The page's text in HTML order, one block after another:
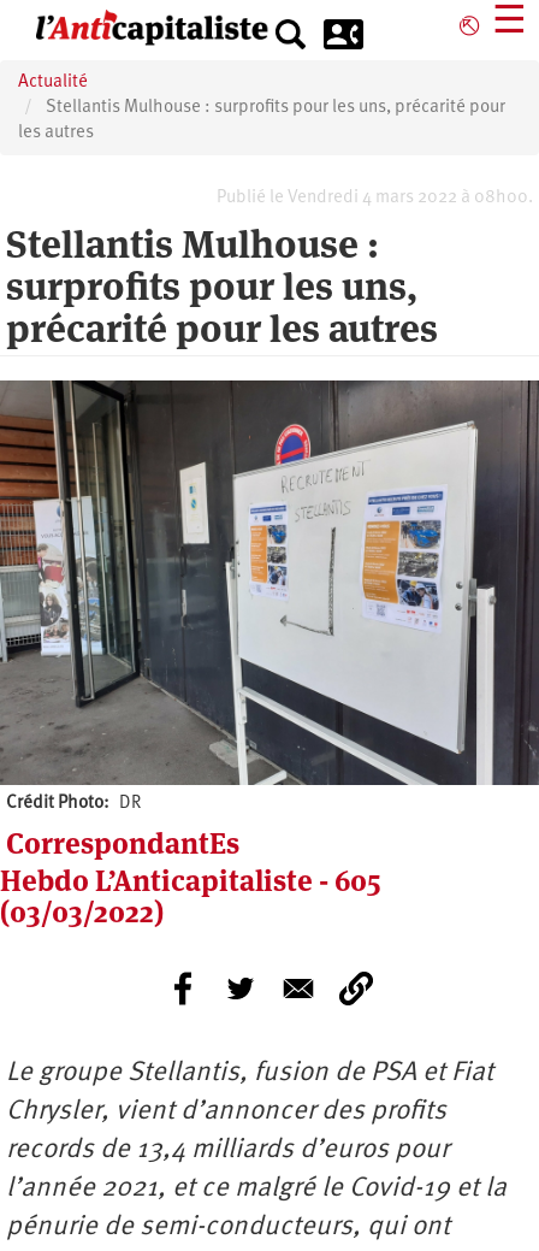
principal
⎋ ☰
Actualité
Stellantis Mulhouse : surprofits pour les uns, précarité pour
les autres
Publié le Vendredi 4 mars 2022 à 08h00.
Stellantis Mulhouse :
surprofits pour les uns,
précarité pour les autres
Crédit Photo DR
CorrespondantEs
Hebdo L’Anticapitaliste - 605
(03/03/2022)
Le groupe Stellantis, fusion de PSA et Fiat
Chrysler, vient d’annoncer des profits
records de 13,4 milliards d’euros pour
l’année 2021, et ce malgré le Covid-19 et la
pénurie de semi-conducteurs, qui ont